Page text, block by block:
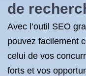
de
Avec l’outil SEO
pouvez facilement
celui de vos
forts et vos